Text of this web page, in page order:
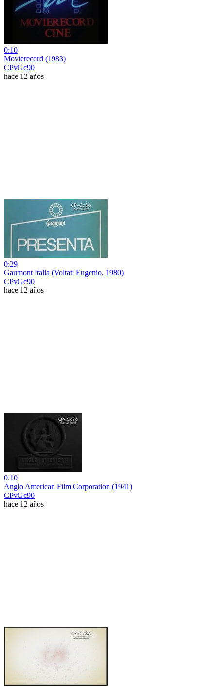
0:10
Movierecord (1983)
CPvGc90
hace 12 años
0:29
Gaumont Italia (Voltati Eugenio, 1980)
CPvGc90
hace 12 años
0:10
Anglo American Film Corporation (1941)
CPvGc90
hace 12 años